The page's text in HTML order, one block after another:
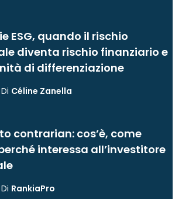
ESG, quando il rischio
diventa rischio finanziario e
di differenziazione
Di Céline Zanella
contrarian: cos’è, come
interessa all’investitore
Di RankiaPro